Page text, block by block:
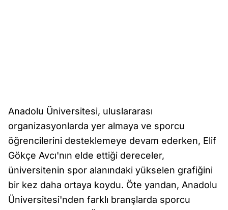
Anadolu Üniversitesi, uluslararası
organizasyonlarda yer almaya ve sporcu
öğrencilerini desteklemeye devam ederken, Elif
Gökçe Avcı'nın elde ettiği dereceler,
üniversitenin spor alanındaki yükselen grafiğini
bir kez daha ortaya koydu. Öte yandan, Anadolu
Üniversitesi'nden farklı branşlarda sporcu